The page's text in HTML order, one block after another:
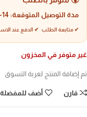
مدة التوصيل المتوقعة: 14–20 يوم عمل
✔ متابعة الطلب ✔ الدفع عند
غير متوفر في المخزون
تم إضافة المنتج لعربة التسوق
قارن أضف للمفضلة